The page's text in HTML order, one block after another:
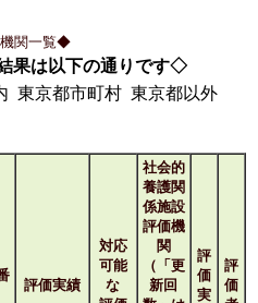
関一覧◆
果は以下の通りです◇
東京都市町村 東京都以外
評価実績
対応
可能
な
社会的
養護関
係施設
評価機
関
（「更
新回
評
価
実
評
価